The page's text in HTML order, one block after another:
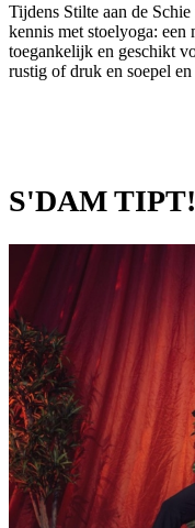
Tijdens Stilte aan de
kennis met stoelyoga: een
toegankelijk en geschikt
rustig of druk en soepel
S'DAM TIPT!